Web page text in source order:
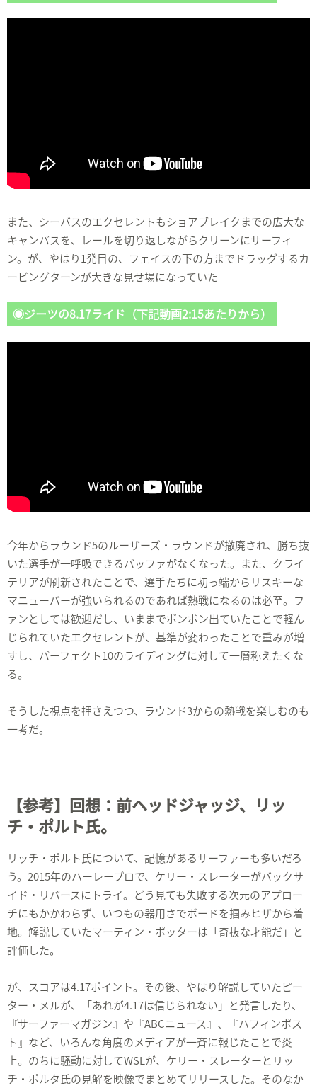
また、シーバスのエクセレントもショアブレイクまでの広大な
キャンバスを、レールを切り返しながらクリーンにサーフィ
ン。が、やはり1発目の、フェイスの下の方までドラッグするカ
ービングターンが大きな見せ場になっていた
◉ジーツの8.17ライド（下記動画2:15あたりから）
今年からラウンド5のルーザーズ・ラウンドが撤廃され、勝ち抜
いた選手が一呼吸できるバッファがなくなった。また、クライ
テリアが刷新されたことで、選手たちに初っ端からリスキーな
マニューバーが強いられるのであれば熱戦になるのは必至。フ
ァンとしては歓迎だし、いままでポンポン出ていたことで軽ん
じられていたエクセレントが、基準が変わったことで重みが増
すし、パーフェクト10のライディングに対して一層称えたくな
る。
そうした視点を押さえつつ、ラウンド3からの熱戦を楽しむのも
一考だ。
【参考】回想：前ヘッドジャッジ、リッ
チ・ポルト氏。
リッチ・ポルト氏について、記憶があるサーファーも多いだろ
う。2015年のハーレープロで、ケリー・スレーターがバックサ
イド・リバースにトライ。どう見ても失敗する次元のアプロー
チにもかかわらず、いつもの器用さでボードを掴みヒザから着
地。解説していたマーティン・ポッターは「奇抜な才能だ」と
評価した。
が、スコアは4.17ポイント。その後、やはり解説していたピー
ター・メルが、「あれが4.17は信じられない」と発言したり、
『サーファーマガジン』や『ABCニュース』、『ハフィンポス
ト』など、いろんな角度のメディアが一斉に報じたことで炎
上。のちに騒動に対してWSLが、ケリー・スレーターとリッ
チ・ポルタ氏の見解を映像でまとめてリリースした。そのなか